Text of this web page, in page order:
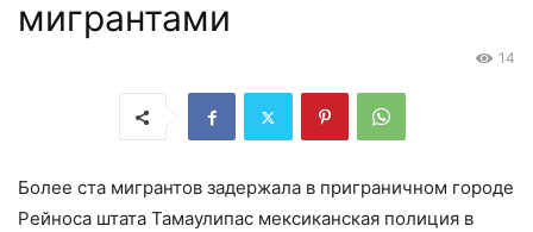
мигрантами
14
Более ста мигрантов задержала в приграничном городе
Рейноса штата Тамаулипас мексиканская полиция в